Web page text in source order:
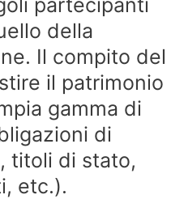
della
Il compito del
il patrimonio
gamma di
di
titoli di stato,
etc.).